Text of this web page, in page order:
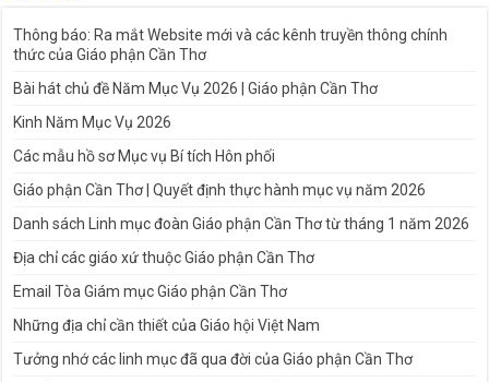
Thông báo: Ra mắt Website mới và các kênh truyền thông chính
thức của Giáo phận Cần Thơ
Bài hát chủ đề Năm Mục Vụ 2026 | Giáo phận Cần Thơ
Kinh Năm Mục Vụ 2026
Các mẫu hồ sơ Mục vụ Bí tích Hôn phối
Giáo phận Cần Thơ | Quyết định thực hành mục vụ năm 2026
Danh sách Linh mục đoàn Giáo phận Cần Thơ từ tháng 1 năm 2026
Địa chỉ các giáo xứ thuộc Giáo phận Cần Thơ
Email Tòa Giám mục Giáo phận Cần Thơ
Những địa chỉ cần thiết của Giáo hội Việt Nam
Tưởng nhớ các linh mục đã qua đời của Giáo phận Cần Thơ